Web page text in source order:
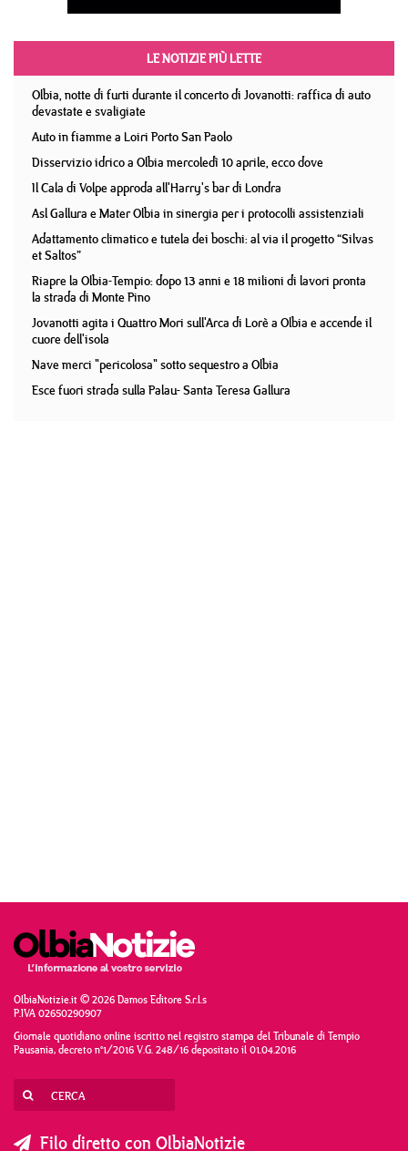
LE NOTIZIE PIÙ LETTE
Olbia, notte di furti durante il concerto di Jovanotti: raffica di auto
devastate e svaligiate
Auto in fiamme a Loiri Porto San Paolo
Disservizio idrico a Olbia mercoledì 10 aprile, ecco dove
Il Cala di Volpe approda all'Harry's bar di Londra
Asl Gallura e Mater Olbia in sinergia per i protocolli assistenziali
Adattamento climatico e tutela dei boschi: al via il progetto “Silvas
et Saltos”
Riapre la Olbia-Tempio: dopo 13 anni e 18 milioni di lavori pronta
la strada di Monte Pino
Jovanotti agita i Quattro Mori sull'Arca di Lorè a Olbia e accende il
cuore dell'isola
Nave merci "pericolosa" sotto sequestro a Olbia
Esce fuori strada sulla Palau- Santa Teresa Gallura
OlbiaNotizie.it © 2026 Damos Editore S.r.l.s
P.IVA 02650290907
Giornale quotidiano online iscritto nel registro stampa del Tribunale di Tempio
Pausania, decreto n°1/2016 V.G. 248/16 depositato il 01.04.2016
Filo diretto con OlbiaNotizie